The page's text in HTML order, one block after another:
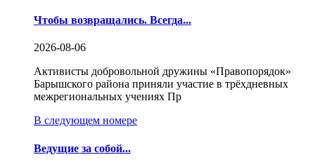
Чтобы возвращались. Всегда...
2026-08-06
Активисты добровольной дружины «Правопорядок»
Барышского района приняли участие в трёхдневных
межрегиональных учениях Пр
В следующем номере
Ведущие за собой...